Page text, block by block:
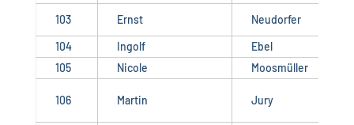
103
Ernst
Neudorfer
104
Ingolf
Ebel
105
Nicole Moosmüller
106 Martin Jury